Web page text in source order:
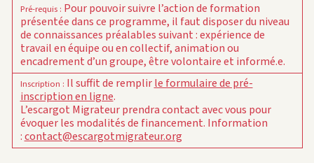
Pré-requis: Pour pouvoir suivre l’action de formation
présentée dans ce programme, il faut disposer du niveau
de connaissances préalables suivant : expérience de
travail en équipe ou en collectif, animation ou
encadrement d’un groupe, être volontaire et informé.e.
Inscription : Il suffit de remplirle formulaire de pré-
inscription en ligne.
L’escargot Migrateur prendra contact avec vous pour
évoquer les modalités de financement. Information
:contact@escargotmigrateur.org